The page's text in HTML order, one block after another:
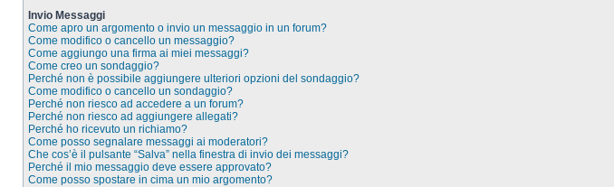
Invio Messaggi
Come apro un argomento o invio un messaggio in un forum?
Come modifico o cancello un messaggio?
Come aggiungo una firma ai miei messaggi?
Come creo un sondaggio?
Perché non è possibile aggiungere ulteriori opzioni del sondaggio?
Come modifico o cancello un sondaggio?
Perché non riesco ad accedere a un forum?
Perché non riesco ad aggiungere allegati?
Perché ho ricevuto un richiamo?
Come posso segnalare messaggi ai moderatori?
Che cos’è il pulsante “Salva” nella finestra di invio dei messaggi?
Perché il mio messaggio deve essere approvato?
Come posso spostare in cima un mio argomento?